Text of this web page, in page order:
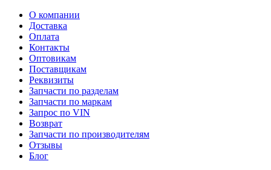
О компании
Доставка
Оплата
Контакты
Оптовикам
Поставщикам
Реквизиты
Запчасти по разделам
Запчасти по маркам
Запрос по VIN
Возврат
Запчасти по производителям
Отзывы
Блог